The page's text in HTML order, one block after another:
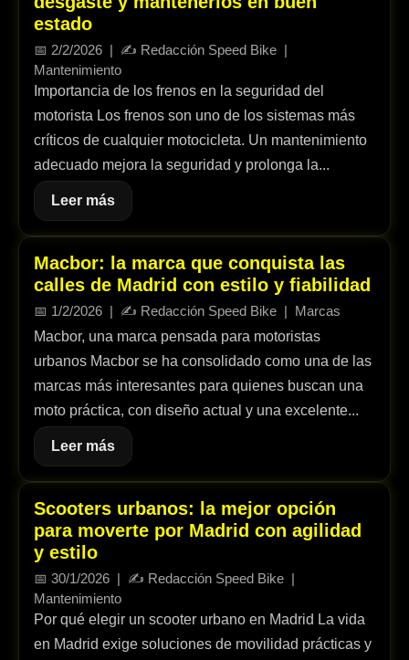
estado
📅 2/2/2026 | ✍️ Redacción Speed Bike
Mantenimiento
Importancia de los frenos en la seguridad del
motorista Los frenos son uno de los sistemas más
críticos de cualquier motocicleta. Un mantenimiento
adecuado mejora la seguridad y prolonga la...
Leer más
Macbor: la marca que conquista las
calles de Madrid con estilo y fiabilidad
📅 1/2/2026 | ✍️ Redacción Speed Bike Marcas
Macbor, una marca pensada para motoristas
urbanos Macbor se ha consolidado como una de las
marcas más interesantes para quienes buscan una
moto práctica, con diseño actual y una excelente...
Leer más
Scooters urbanos: la mejor opción
para moverte por Madrid con agilidad
y estilo
📅 30/1/2026 | ✍️ Redacción Speed Bike
Mantenimiento
Por qué elegir un scooter urbano en Madrid La vida
en Madrid exige soluciones de movilidad prácticas y